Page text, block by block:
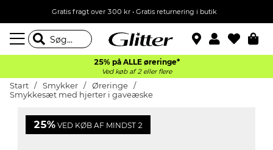
Gratis fragt over 300 kr • Gratis returnering i butik
25% på ALLE øreringe*
Ved køb af 2 eller flere
Start Smykker
Øreringe
Smykkesæt med hjerter i gaveæske
25% VED KØB AF MINDST 2